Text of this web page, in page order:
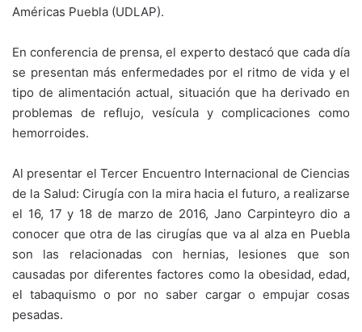
Américas Puebla (UDLAP).
En conferencia de prensa, el experto destacó que cada día
se presentan más enfermedades por el ritmo de vida y el
tipo de alimentación actual, situación que ha derivado en
problemas de reflujo, vesícula y complicaciones como
hemorroides.
Al presentar el Tercer Encuentro Internacional de Ciencias
de la Salud: Cirugía con la mira hacia el futuro, a realizarse
el 16, 17 y 18 de marzo de 2016, Jano Carpinteyro dio a
conocer que otra de las cirugías que va al alza en Puebla
son las relacionadas con hernias, lesiones que son
causadas por diferentes factores como la obesidad, edad,
el tabaquismo o por no saber cargar o empujar cosas
pesadas.